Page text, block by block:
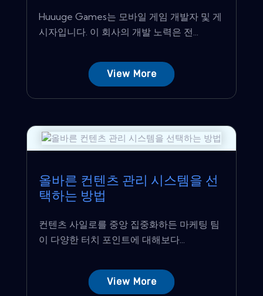
Huuuge Games는 모바일 게임 개발자 및 게
시자입니다. 이 회사의 개발 노력은 전...
View More
올바른 컨텐츠 관리 시스템을 선
택하는 방법
컨텐츠 사일로를 중앙 집중화하든 마케팅 팀
이 다양한 터치 포인트에 대해보다...
View More